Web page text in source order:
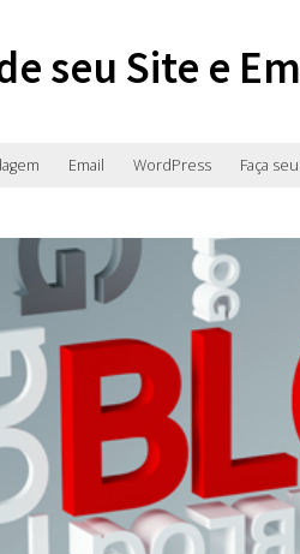
seu Site e
Email WordPress Faça